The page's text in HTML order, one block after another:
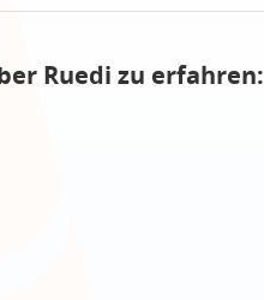
Ruedi zu erfahren: